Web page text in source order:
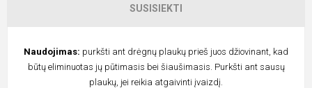
SUSISIEKTI
Naudojimas: purkšti ant drėgnų plaukų prieš juos džiovinant, kad
būtų eliminuotas jų pūtimasis bei šiaušimasis. Purkšti ant sausų
plaukų, jei reikia atgaivinti įvaizdį.